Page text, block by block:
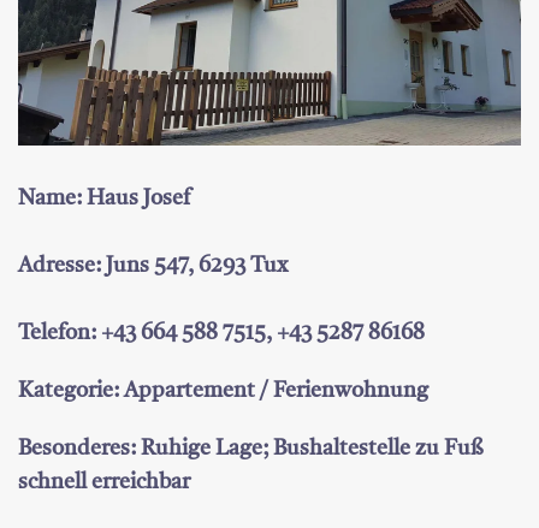
Name: Haus Josef
Adresse: Juns 547, 6293 Tux
Telefon: +43 664 588 7515, +43 5287 86168
Kategorie: Appartement / Ferienwohnung
Besonderes: Ruhige Lage; Bushaltestelle zu Fuß
schnell erreichbar